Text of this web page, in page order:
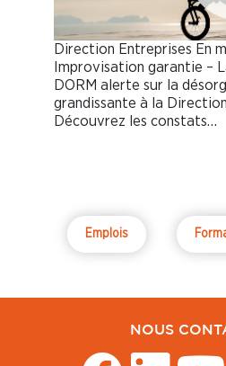
Direction Entreprises En
Improvisation garantie –
DORM alerte sur la
grandissante à la
Découvrez les constats…
Emplois
NOUS